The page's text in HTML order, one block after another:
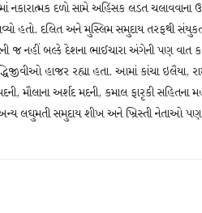
દળો સામે અહિંસક લડત ચલાવવાના
હતો. દલિત અને મુસ્લિમ સમુદાય તરફથી
જ નહીં બલ્કે દેશના ભાઈચારા અંગેની પણ વાત
હાજર રહ્યા હતા. આમાં કાંચા ઇલૈયા,
મૌલાના અર્શદ મદની, કમાલ ફારૃકી
લઘુમતી સમુદાય શીખ અને ખ્રિસ્તી નેતાઓ પણ